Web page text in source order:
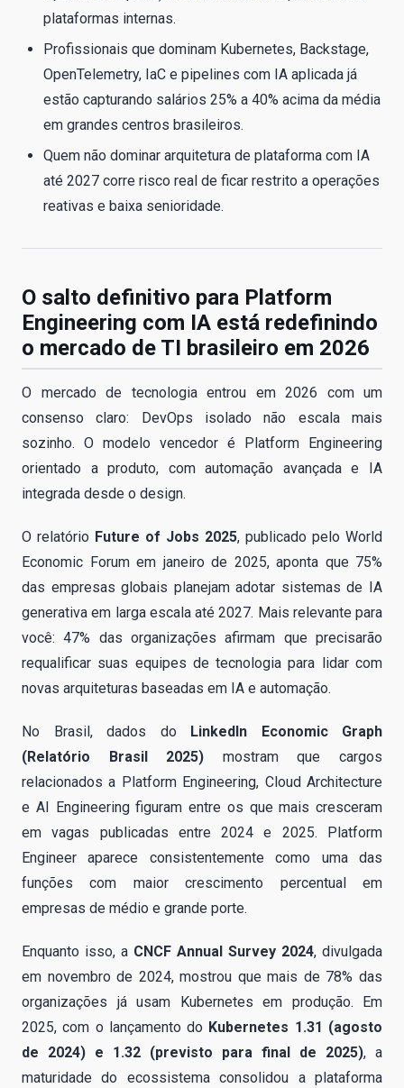
plataformas internas.
Profissionais que dominam Kubernetes, Backstage,
OpenTelemetry, IaC e pipelines com IA aplicada já
estão capturando salários 25% a 40% acima da média
em grandes centros brasileiros.
Quem não dominar arquitetura de plataforma com IA
até 2027 corre risco real de ficar restrito a operações
reativas e baixa senioridade.
O salto definitivo para Platform
Engineering com IA está redefinindo
o mercado de TI brasileiro em 2026
O mercado de tecnologia entrou em 2026 com um
consenso claro: DevOps isolado não escala mais
sozinho. O modelo vencedor é Platform Engineering
orientado a produto, com automação avançada e IA
integrada desde o design.
O relatório Future of Jobs 2025, publicado pelo World
Economic Forum em janeiro de 2025, aponta que 75%
das empresas globais planejam adotar sistemas de IA
generativa em larga escala até 2027. Mais relevante para
você: 47% das organizações afirmam que precisarão
requalificar suas equipes de tecnologia para lidar com
novas arquiteturas baseadas em IA e automação.
No Brasil, dados do
LinkedIn Economic Graph
(Relatório Brasil 2025) mostram que cargos
relacionados a Platform Engineering, Cloud Architecture
e AI Engineering figuram entre os que mais cresceram
em vagas publicadas entre 2024 e 2025. Platform
Engineer aparece consistentemente como uma das
funções com maior crescimento percentual em
empresas de médio e grande porte.
Enquanto isso, a CNCF Annual Survey 2024, divulgada
em novembro de 2024, mostrou que mais de 78% das
organizações já usam Kubernetes em produção. Em
2025, com o lançamento do Kubernetes 1.31 (agosto
de 2024) e 1.32 (previsto para final de 2025), a
maturidade do ecossistema consolidou a plataforma